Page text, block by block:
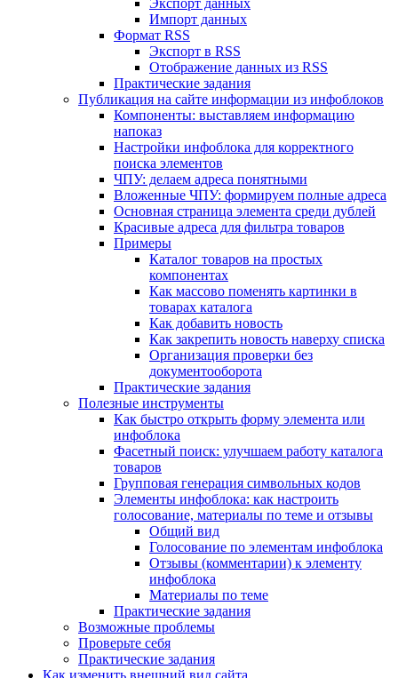
Экспорт данных
Импорт данных
Формат RSS
Экспорт в RSS
Отображение данных из RSS
Практические задания
Публикация на сайте информации из инфоблоков
Компоненты: выставляем информацию
напоказ
Настройки инфоблока для корректного
поиска элементов
ЧПУ: делаем адреса понятными
Вложенные ЧПУ: формируем полные адреса
Основная страница элемента среди дублей
Красивые адреса для фильтра товаров
Примеры
Каталог товаров на простых
компонентах
Как массово поменять картинки в
товарах каталога
Как добавить новость
Как закрепить новость наверху списка
Организация проверки без
документооборота
Практические задания
Полезные инструменты
Как быстро открыть форму элемента или
инфоблока
Фасетный поиск: улучшаем работу каталога
товаров
Групповая генерация символьных кодов
Элементы инфоблока: как настроить
голосование, материалы по теме и отзывы
Общий вид
Голосование по элементам инфоблока
Отзывы (комментарии) к элементу
инфоблока
Материалы по теме
Практические задания
Возможные проблемы
Проверьте себя
Практические задания
Как изменить внешний вид сайта